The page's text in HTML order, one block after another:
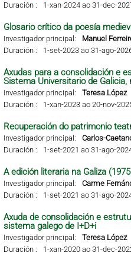
Duración : 1-xan-2024 ao 31-dec-
Glosario crítico da poesía
Investigador principal: Manuel
Duración :
1-set-2023 ao 31-ago-
Axudas para a consolidación e
Sistema Universitario de
Investigador principal:
Teresa López
Duración :
1-xan-2023 ao 20-nov-
Recuperación do patrimonio
Investigador principal: Carlos-
Duración :
1-set-2021 ao 31-ago-
A edición literaria na Galiza
Investigador principal:
Carme
Duración :
1-set-2021 ao 31-ago-
Axuda de consolidación e
sistema galego de I+D+i
Investigador principal:
Teresa López
Duración :
1-xan-2020 ao 31-dec-